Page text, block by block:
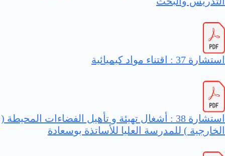
استشارة 37 : اقتناء مواد كيميائية
استشارة 38 : أشغال تهيئة و تأهيل الفضاءات المحيطة (
الخارجية ) للمدرسة العليا للأساتذة بوسعادة